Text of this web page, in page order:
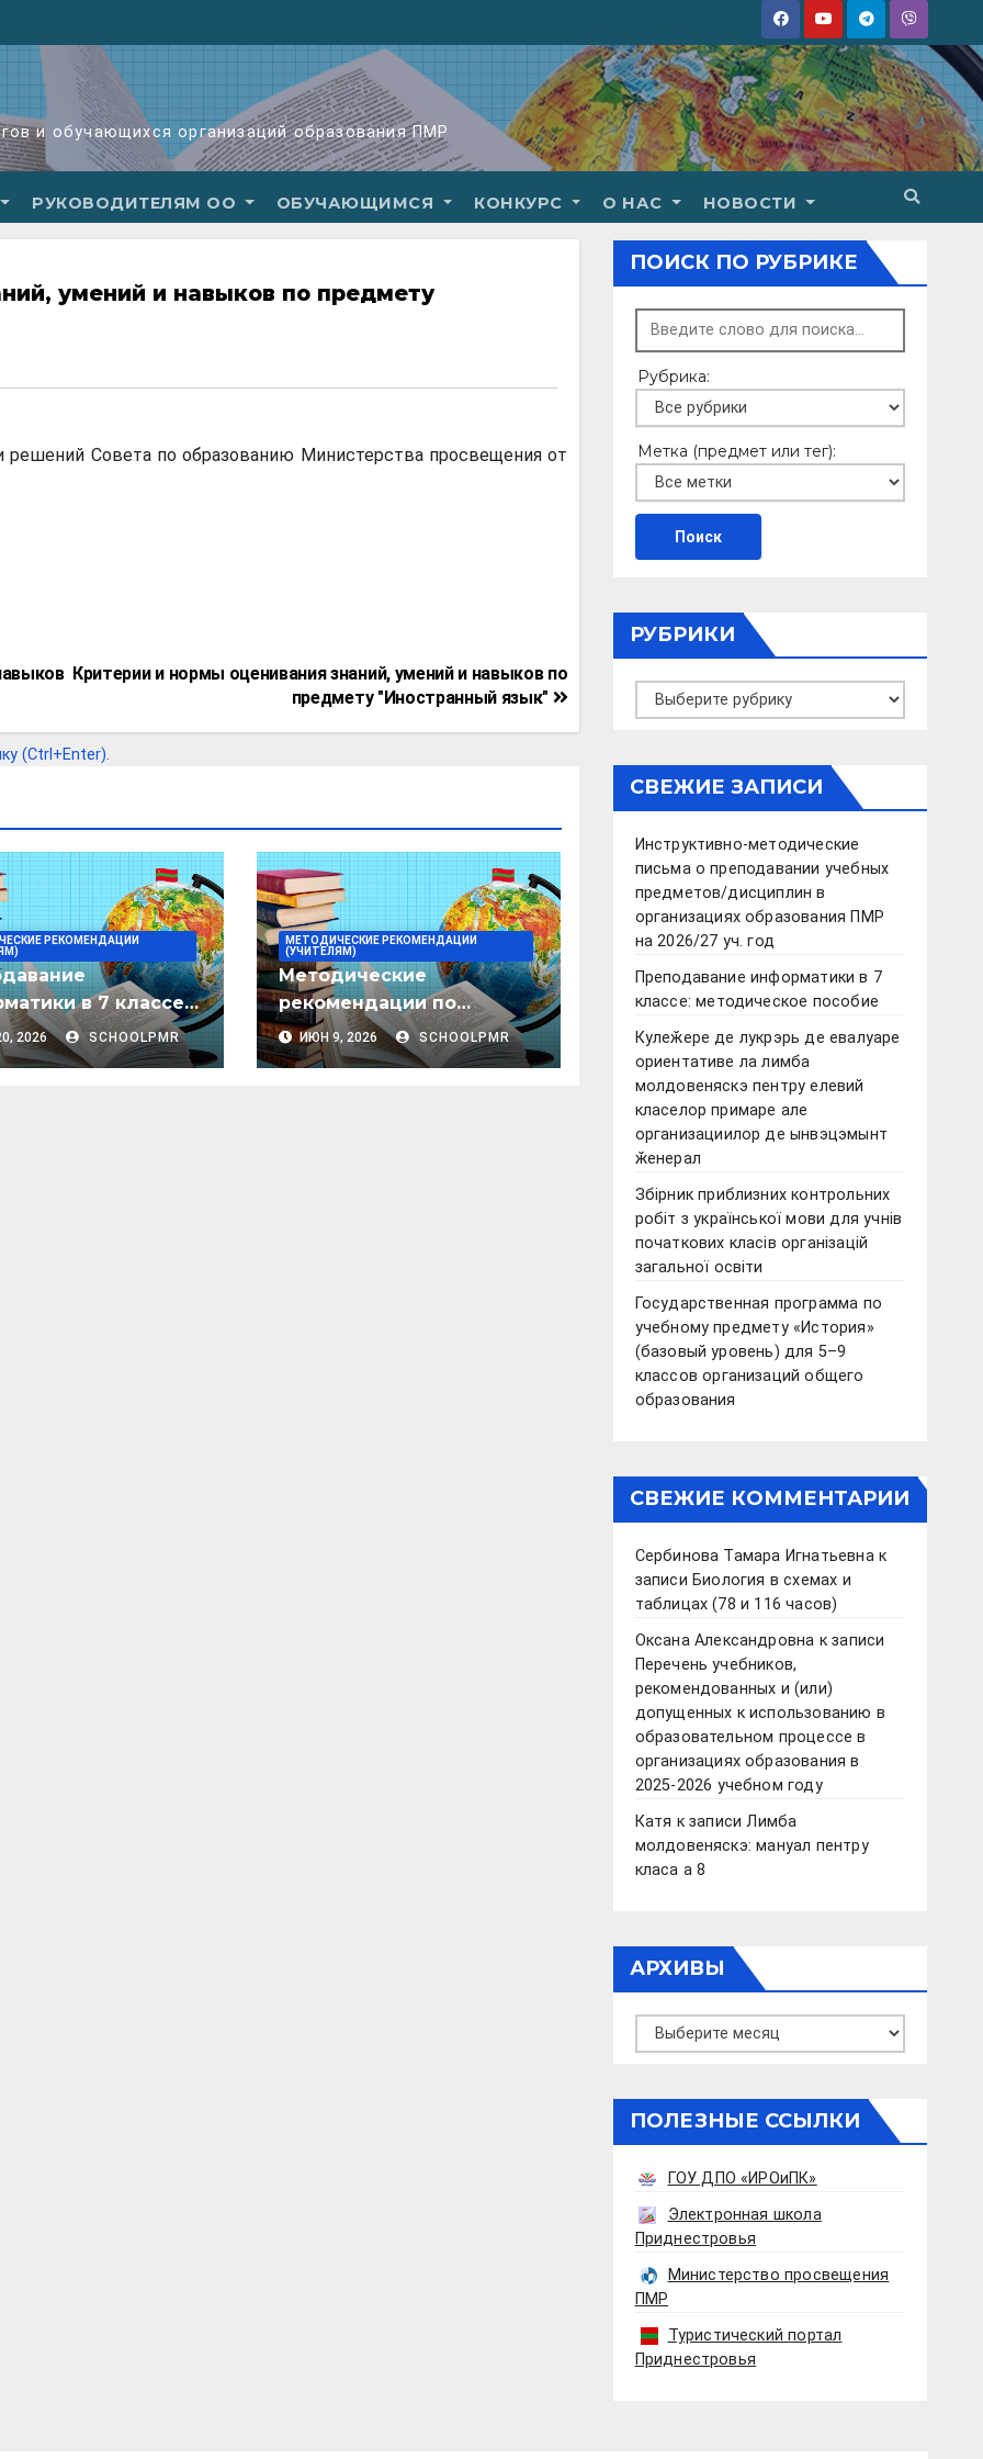
и обучающихся организаций образования ПМР
РУКОВОДИТЕЛЯМ ОО ОБУЧАЮЩИМСЯ КОНКУРС О НАС НОВОСТИ
умений и навыков по предмету
Совета по образованию Министерства просвещения от
Критерии и нормы оценивания знаний, умений и навыков по
предмету "Иностранный язык"
(Ctrl+Enter).
РЕКОМЕНДАЦИИ
в 7 классе:
пособие
2026 SCHOOLPMR
МЕТОДИЧЕСКИЕ РЕКОМЕНДАЦИИ
(УЧИТЕЛЯМ)
Методические
рекомендации по
составлению основной
образовательной
ИЮН 9, 2026 SCHOOLPMR
ПОИСК ПО РУБРИКЕ
Рубрика:
Метка (предмет или тег):
РУБРИКИ
Рубрики
СВЕЖИЕ ЗАПИСИ
Инструктивно-методические
письма о преподавании учебных
предметов/дисциплин в
организациях образования ПМР
на 2026/27 уч. год
Преподавание информатики в 7
классе: методическое пособие
Кулеӂере де лукрэрь де евалуаре
ориентативе ла лимба
молдовеняскэ пентру елевий
класелор примаре але
организациилор де ынвэцэмынт
ӂенерал
Збірник приблизних контрольних
робіт з української мови для учнів
початкових класів організацій
загальної освіти
Государственная программа по
учебному предмету «История»
(базовый уровень) для 5–9
классов организаций общего
образования
СВЕЖИЕ КОММЕНТАРИИ
Сербинова Тамара Игнатьевнак
записи Биология в схемах и
таблицах (78 и 116 часов)
Оксана Александровна к записи
Перечень учебников,
рекомендованных и (или)
допущенных к использованию в
образовательном процессе в
организациях образования в
2025-2026 учебном году
Катя к записиЛимба
молдовеняскэ: мануал пентру
класа а 8
АРХИВЫ
Архивы
ПОЛЕЗНЫЕ ССЫЛКИ
ГОУ ДПО «ИРОиПК»
Электронная школа
Приднестровья
Министерство просвещения
ПМР
Туристический портал
Приднестровья